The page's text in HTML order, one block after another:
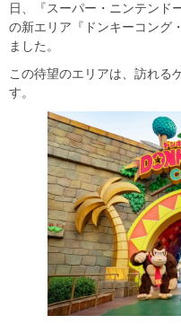
日、『スーパー・ニンテンド
の新エリア『ドンキーコング
ました。
この待望のエリアは、訪れる
す。